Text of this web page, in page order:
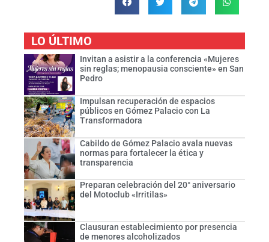
LO ÚLTIMO
Invitan a asistir a la conferencia «Mujeres
sin reglas; menopausia consciente» en San
Pedro
Impulsan recuperación de espacios
públicos en Gómez Palacio con La
Transformadora
Cabildo de Gómez Palacio avala nuevas
normas para fortalecer la ética y
transparencia
Preparan celebración del 20° aniversario
del Motoclub «Irritilas»
Clausuran establecimiento por presencia
de menores alcoholizados